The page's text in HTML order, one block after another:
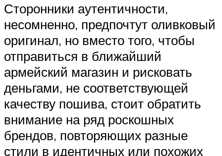
Сторонники аутентичности,
несомненно, предпочтут оливковый
оригинал, но вместо того, чтобы
отправиться в ближайший
армейский магазин и рисковать
деньгами, не соответствующей
качеству пошива, стоит обратить
внимание на ряд роскошных
брендов, повторяющих разные
стили в идентичных или похожих